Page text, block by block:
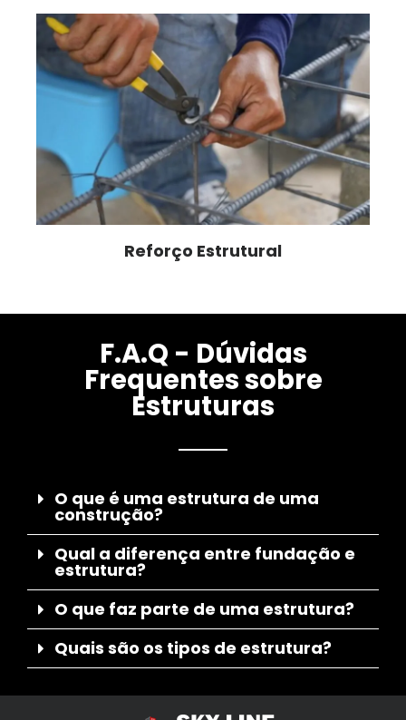
Reforço Estrutural
F.A.Q - Dúvidas
Frequentes sobre
Estruturas
O que é uma estrutura de uma
construção?
Qual a diferença entre fundação e
estrutura?
O que faz parte de uma estrutura?
Quais são os tipos de estrutura?